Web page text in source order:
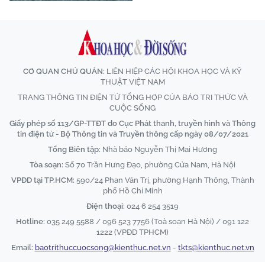
CƠ QUAN CHỦ QUẢN: LIÊN HIỆP CÁC HỘI KHOA HỌC VÀ KỸ
THUẬT VIỆT NAM
TRANG THÔNG TIN ĐIỆN TỬ TỔNG HỢP CỦA BÁO TRI THỨC VÀ
CUỘC SỐNG
Giấy phép số 113/GP-TTĐT do Cục Phát thanh, truyền hình và Thông
tin điện tử - Bộ Thông tin và Truyền thông cấp ngày 08/07/2021
Tổng Biên tập: Nhà báo Nguyễn Thị Mai Hương
Tòa soạn: Số 70 Trần Hưng Đạo, phường Cửa Nam, Hà Nội
VPĐD tại TP.HCM: 590/24 Phan Văn Trị, phường Hạnh Thông, Thành
phố Hồ Chí Minh
Điện thoại: 024 6 254 3519
Hotline: 035 249 5588 / 096 523 7756 (Toà soạn Hà Nội) / 091 122
1222 (VPĐD TPHCM)
Email: baotrithuccuocsong@kienthuc.net.vn - tkts@kienthuc.net.vn